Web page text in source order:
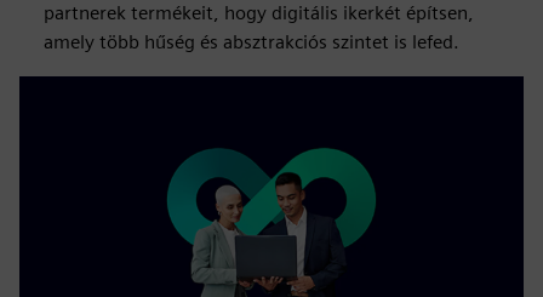
partnerek termékeit, hogy digitális ikerkét építsen,
amely több hűség és absztrakciós szintet is lefed.